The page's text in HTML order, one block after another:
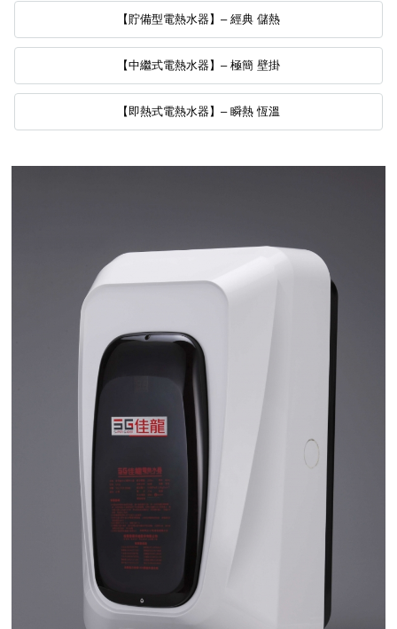
【貯備型電熱水器】– 經典 儲熱
【中繼式電熱水器】– 極簡 壁掛
【即熱式電熱水器】– 瞬熱 恆溫